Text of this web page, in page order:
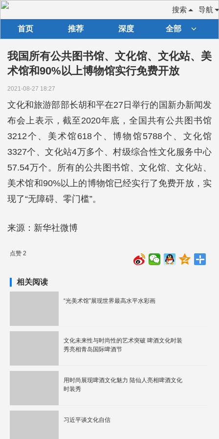
导航
搜索
首页 推荐 深度 全部
我国所有公共图书馆、文化馆、文化站、美
术馆和90%以上博物馆实行免费开放
2021-08-27 18:27
文化和旅游部部长胡和平在27日举行的国新办新闻发
布会上表示，截至2020年底，全国共有公共图书馆
3212个、美术馆618个、博物馆5788个、文化馆
3327个、文化站4万多个、村级综合性文化服务中心
57.54万个。所有的公共图书馆、文化馆、文化站、
美术馆和90%以上的博物馆已经实行了免费开放，实
现了“无障碍、零门槛”。
来源：新华社微博
点赞 2
相关阅读
“光美术馆”展现世界最高水平水彩画
文化未来性与时尚性的艺术突破 啤酒文化时装
秀亮相青岛国际啤酒节
用时尚展现啤酒文化魅力 陆仙人亮相啤酒文化
时装秀
习近平谈文化自信